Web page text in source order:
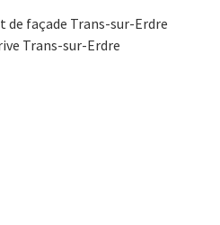
façade Trans-sur-Erdre
Trans-sur-Erdre